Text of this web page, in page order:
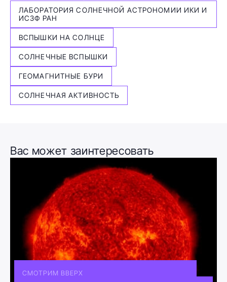
ЛАБОРАТОРИЯ СОЛНЕЧНОЙ АСТРОНОМИИ ИКИ И
ИСЗФ РАН
ВСПЫШКИ НА СОЛНЦЕ
СОЛНЕЧНЫЕ ВСПЫШКИ
ГЕОМАГНИТНЫЕ БУРИ
СОЛНЕЧНАЯ АКТИВНОСТЬ
Вас может заинтересовать
СМОТРИМ ВВЕРХ